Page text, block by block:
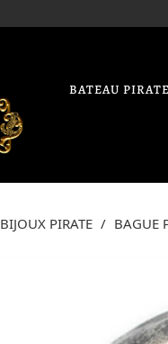
BATEAU PIRATE
BIJOUX PIRATE / BAGUE